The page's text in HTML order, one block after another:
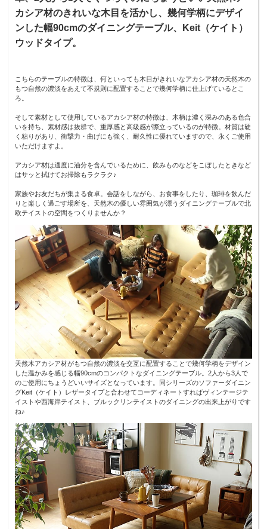
カシア材のきれいな木目を活かし、幾何学柄にデザイ
ンした幅90cmのダイニングテーブル、Keit（ケイト）
ウッドタイプ。
こちらのテーブルの特徴は、何といっても木目がきれいなアカシア材の天然木の
もつ自然の濃淡をあえて不規則に配置することで幾何学柄に仕上げているとこ
ろ。
そして素材として使用しているアカシア材の特徴は、木柄は濃く深みのある色合
いを持ち、素材感は抜群で、重厚感と高級感が際立っているのが特徴。材質は硬
く粘りがあり、衝撃力・曲げにも強く、耐久性に優れていますので、永くご使用
いただけますよ。
アカシア材は適度に油分を含んでいるために、飲みものなどをこぼしたときなど
はサッと拭けてお掃除もラクラク♪
家族やお友だちが集まる食卓。会話をしながら、お食事をしたり、珈琲を飲んだ
りと楽しく過ごす場所を、天然木の優しい雰囲気が漂うダイニングテーブルで北
欧テイストの空間をつくりませんか？
天然木アカシア材がもつ自然の濃淡を交互に配置することで幾何学柄をデザイン
した温かみを感じる幅90cmのコンパクトなダイニングテーブル。2人から3人で
のご使用にちょうどいいサイズとなっています。同シリーズのソファーダイニン
グKeit（ケイト）レザータイプと合わせてコーディネートすればヴィンテージテ
イストや西海岸テイスト、ブルックリンテイストのダイニングの出来上がりです
ね♪